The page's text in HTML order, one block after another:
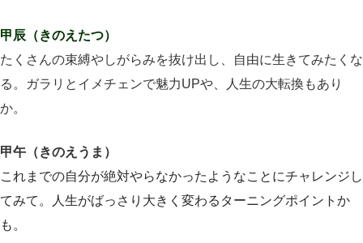
甲辰（きのえたつ）
たくさんの束縛やしがらみを抜け出し、自由に生きてみたくな
る。ガラリとイメチェンで魅力UPや、人生の大転換もあり
か。
甲午（きのえうま）
これまでの自分が絶対やらなかったようなことにチャレンジし
てみて。人生がばっさり大きく変わるターニングポイントか
も。